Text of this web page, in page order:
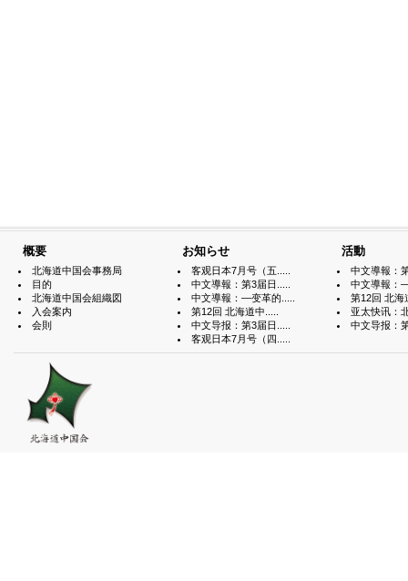
概要
北海道中国会事務局
目的
北海道中国会組織図
入会案内
会則
お知らせ
客观日本7月号（五.....
中文導報：第3届日.....
中文導報：—变革的.....
第12回 北海道中.....
中文导报：第3届日.....
客观日本7月号（四.....
活動
中文導報：
中文導報：
第12回 北海
亚太快讯：
中文导报：